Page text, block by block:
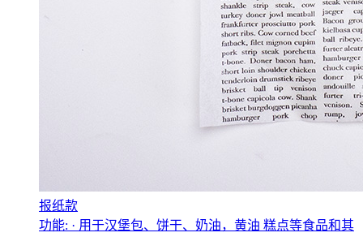
报纸款
功能: · 用于汉堡包、饼干、奶油，黄油 糕点等食品和其